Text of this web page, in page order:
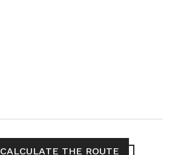
CALCULATE THE ROUTE